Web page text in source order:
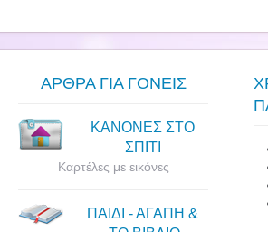
ΑΡΘΡΑ ΓΙΑ ΓΟΝΕΙΣ
ΚΑΝΟΝΕΣ ΣΤΟ
ΣΠΙΤΙ
Καρτέλες με εικόνες
ΠΑΙΔΙ - ΑΓΑΠΗ &